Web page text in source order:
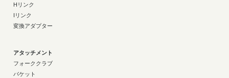
Hリンク
Iリンク
変換アダプター
アタッチメント
フォーククラブ
バケット